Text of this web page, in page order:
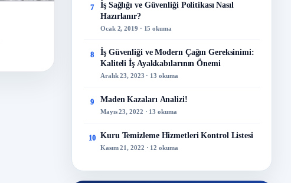
7
İş Sağlığı ve Güvenliği Politikası Nasıl
Hazırlanır?
Ocak 2, 2019 · 15 okuma
8
İş Güvenliği ve Modern Çağın Gereksinimi:
Kaliteli İş Ayakkabılarının Önemi
Aralık 23, 2023 · 13 okuma
9 Maden Kazaları Analizi!
Mayıs 23, 2022 · 13 okuma
10 Kuru Temizleme Hizmetleri Kontrol Listesi
Kasım 21, 2022 · 12 okuma